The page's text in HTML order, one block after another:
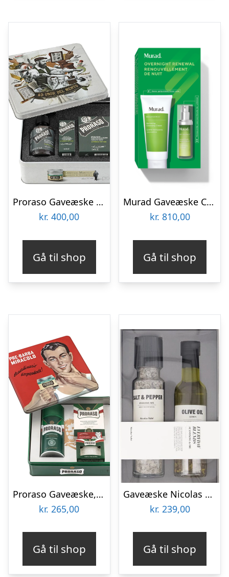
Proraso Gaveæske til skægpleje, Cypress & Vetiver
kr. 400,00
Gå til shop
Murad Gaveæske Cleanse & Treat Value Set
kr. 810,00
Gå til shop
Proraso Gaveæske, Vintage Selection Gino Foam, Refresh
kr. 265,00
Gå til shop
Gaveæske Nicolas Vahé Gift Sets Everyday Blends – Salt- & peberblanding og citronolivenolie
kr. 239,00
Gå til shop